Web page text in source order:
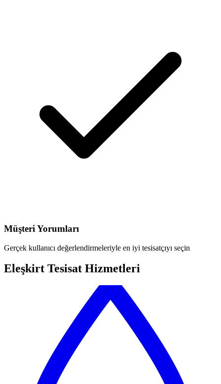
Müşteri Yorumları
Gerçek kullanıcı değerlendirmeleriyle en iyi tesisatçıyı seçin
Eleşkirt Tesisat Hizmetleri